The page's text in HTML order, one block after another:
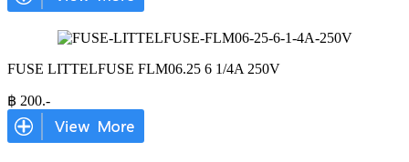
FUSE LITTELFUSE FLM06.25 6 1/4A 250V
฿ 200.-